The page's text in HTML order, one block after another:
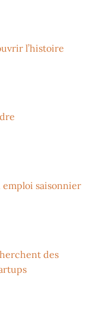
l’histoire
saisonnier
des